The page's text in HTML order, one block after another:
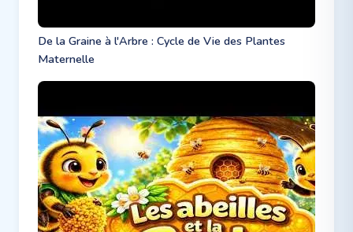
De la Graine à l'Arbre : Cycle de Vie des Plantes
Maternelle